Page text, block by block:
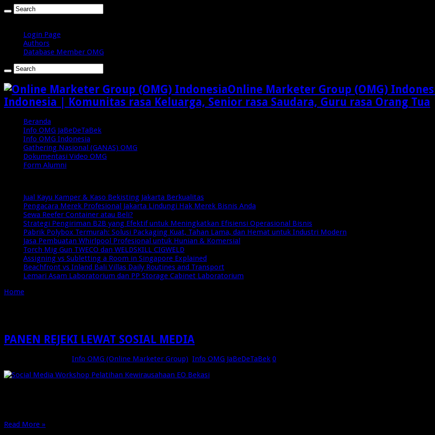
Login Page
Authors
Database Member OMG
Online Marketer Group (OMG)
Indonesia | Komunitas rasa Keluarga, Senior rasa Saudara, Guru rasa Orang Tua
Beranda
Info OMG JaBeDeTaBek
Info OMG Indonesia
Gathering Nasional (GANAS) OMG
Dokumentasi Video OMG
Form Alumni
Jual Kayu Kamper & Kaso Bekisting Jakarta Berkualitas
Pengacara Merek Profesional Jakarta Lindungi Hak Merek Bisnis Anda
Sewa Reefer Container atau Beli?
Strategi Pengiriman B2B yang Efektif untuk Meningkatkan Efisiensi Operasional Bisnis
Pabrik Polybox Termurah: Solusi Packaging Kuat, Tahan Lama, dan Hemat untuk Industri Modern
Jasa Pembuatan Whirlpool Profesional untuk Hunian & Komersial
Torch Mig Gun TWECO dan WELDSKILL CIGWELD
Assigning vs Subletting a Room in Singapore Explained
Beachfront vs Inland Bali Villas Daily Routines and Transport
Lemari Asam Laboratorium dan PP Storage Cabinet Laboratorium
Home
PANEN REJEKI LEWAT SOSIAL MEDIA
Info OMG (Online Marketer Group) Info OMG JaBeDeTaBek 0
Read More »